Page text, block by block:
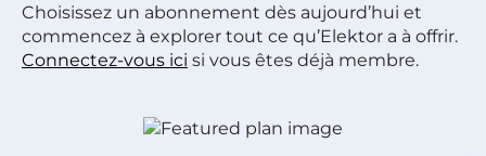
Choisissez un abonnement dès aujourd’hui et
commencez à explorer tout ce qu’Elektor a à offrir.
Connectez-vous ici si vous êtes déjà membre.